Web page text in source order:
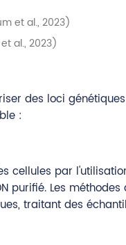
al., 2023)
des loci
:
cellules par
purifié. Les
traitant des